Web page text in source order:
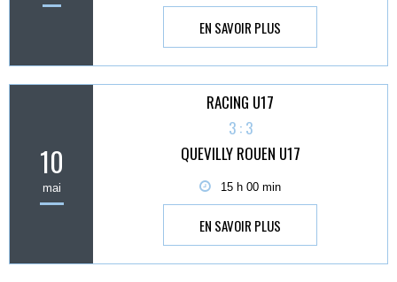
EN SAVOIR PLUS
10
mai
RACING U17
3 : 3
QUEVILLY ROUEN U17
15 h 00 min
EN SAVOIR PLUS